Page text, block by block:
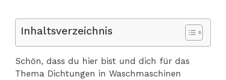
Inhaltsverzeichnis
Schön, dass du hier bist und dich für das
Thema Dichtungen in Waschmaschinen